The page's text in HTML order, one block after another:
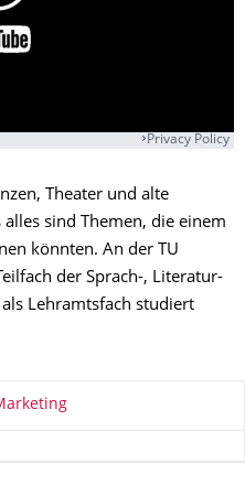
Privacy Policy
Theater und alte
sind Themen, die einem
könnten. An der TU
der Sprach-, Literatur-
Lehramtsfach studiert